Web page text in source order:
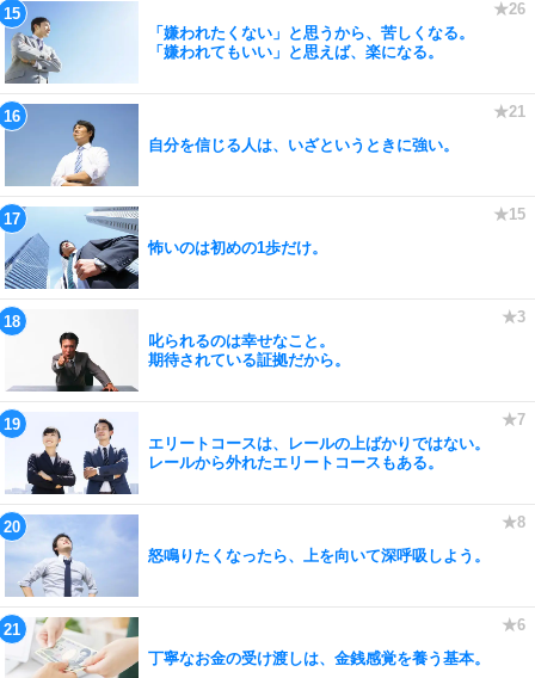
「嫌われたくない」と思うから、苦しくなる。
「嫌われてもいい」と思えば、楽になる。
自分を信じる人は、いざというときに強い。
怖いのは初めの1歩だけ。
叱られるのは幸せなこと。
期待されている証拠だから。
エリートコースは、レールの上ばかりではない。
レールから外れたエリートコースもある。
怒鳴りたくなったら、上を向いて深呼吸しよう。
丁寧なお金の受け渡しは、金銭感覚を養う基本。